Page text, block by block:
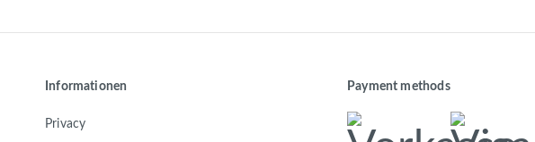
Informationen
Privacy
Payment methods